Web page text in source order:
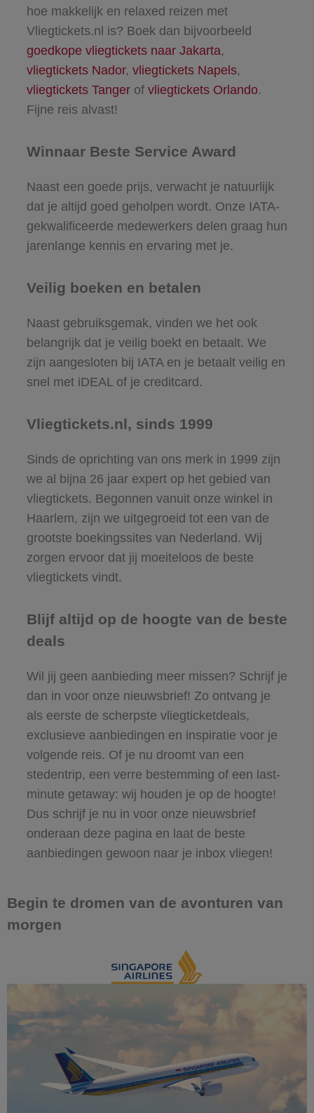
hoe makkelijk en relaxed reizen met
Vliegtickets.nl is? Boek dan bijvoorbeeld
goedkope vliegtickets naar Jakarta,
vliegtickets Nador, vliegtickets Napels,
vliegtickets Tangerof vliegtickets Orlando.
Fijne reis alvast!
Winnaar Beste Service Award
Naast een goede prijs, verwacht je natuurlijk
dat je altijd goed geholpen wordt. Onze IATA-
gekwalificeerde medewerkers delen graag hun
jarenlange kennis en ervaring met je.
Veilig boeken en betalen
Naast gebruiksgemak, vinden we het ook
belangrijk dat je veilig boekt en betaalt. We
zijn aangesloten bij IATA en je betaalt veilig en
snel met iDEAL of je creditcard.
Vliegtickets.nl, sinds 1999
Sinds de oprichting van ons merk in 1999 zijn
we al bijna 26 jaar expert op het gebied van
vliegtickets. Begonnen vanuit onze winkel in
Haarlem, zijn we uitgegroeid tot een van de
grootste boekingssites van Nederland. Wij
zorgen ervoor dat jij moeiteloos de beste
vliegtickets vindt.
Blijf altijd op de hoogte van de beste
deals
Wil jij geen aanbieding meer missen? Schrijf je
dan in voor onze nieuwsbrief! Zo ontvang je
als eerste de scherpste vliegticketdeals,
exclusieve aanbiedingen en inspiratie voor je
volgende reis. Of je nu droomt van een
stedentrip, een verre bestemming of een last-
minute getaway: wij houden je op de hoogte!
Dus schrijf je nu in voor onze nieuwsbrief
onderaan deze pagina en laat de beste
aanbiedingen gewoon naar je inbox vliegen!
Begin te dromen van de avonturen van
morgen